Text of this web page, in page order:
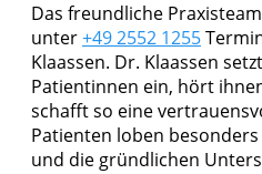
Das freundliche
unter+49 2552 1255
Klaassen. Dr. Klaassen
Patientinnen ein, hört
schafft so eine
Patienten loben
und die gründlichen